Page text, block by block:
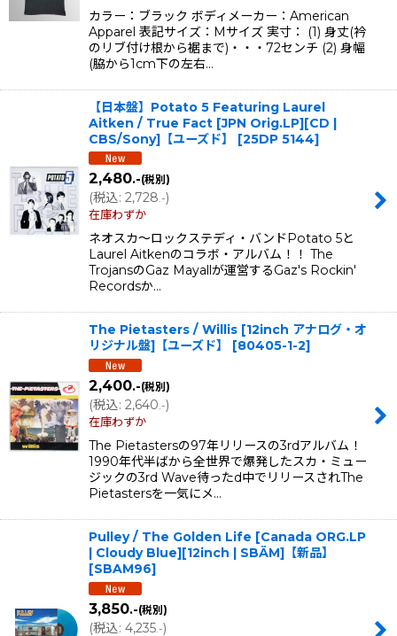
カラー：ブラック ボディメーカー：American
Apparel 表記サイズ：Mサイズ 実寸： (1) 身丈(衿
のリブ付け根から裾まで)・・・72センチ (2) 身幅
(脇から1cm下の左右…
【日本盤】Potato 5 Featuring Laurel
Aitken / True Fact [JPN Orig.LP][CD |
CBS/Sony]【ユーズド】
[25DP 5144]
2,480.-(税別)
(税込: 2,728.-)
在庫わずか
ネオスカ〜ロックステディ・バンドPotato 5と
Laurel Aitkenのコラボ・アルバム！！ The
TrojansのGaz Mayallが運営するGaz's Rockin'
Recordsか…
The Pietasters / Willis [12inch アナログ・オ
リジナル盤]【ユーズド】
[80405-1-2]
2,400.-(税別)
(税込: 2,640 .-)
在庫わずか
The Pietastersの97年リリースの3rdアルバム！
1990年代半ばから全世界で爆発したスカ・ミュー
ジックの3rd Wave待ったd中でリリースされThe
Pietastersを一気にメ…
Pulley / The Golden Life [Canada ORG.LP
| Cloudy Blue][12inch | SBÄM]【新品】
[SBAM96]
3,850.-(税別)
(税込: 4,235 .-)